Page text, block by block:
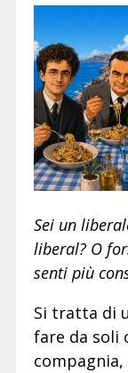
Sei un
liberal? O
senti più
Si tratta di
fare da soli